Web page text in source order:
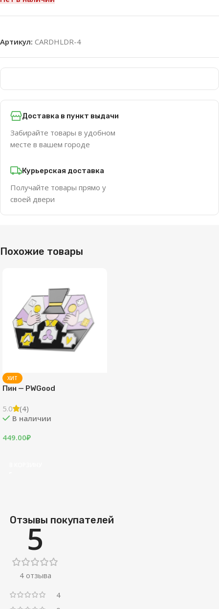
Артикул: CARDHLDR-4
Доставка в пункт выдачи
Забирайте товары в удобном
месте в вашем городе
Курьерская доставка
Получайте товары прямо у
своей двери
Похожие товары
ХИТ
Пин — PWGood
5.0
(4)
В наличии
449.00₽
Отзывы покупателей
5
4 отзыва
4